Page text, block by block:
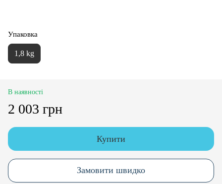
Упаковка
1,8 kg
В наявності
2 003 грн
Купити
Замовити швидко